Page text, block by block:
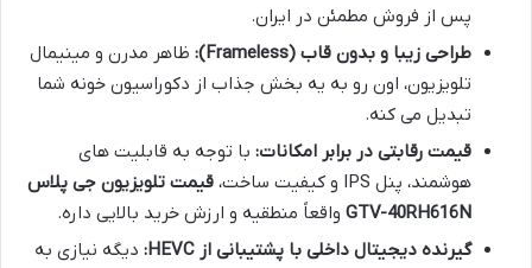
پس از فروش مطمئن در ایران.
طراحی زیبا و بدون قاب (Frameless):
ظاهر مدرن و مینیمال
تلویزیون، اون رو به یه بخش جذاب از دکوراسیون خونه شما
تبدیل می کنه.
قیمت رقابتی در برابر امکانات: با توجه به قابلیت های
هوشمند، پنل IPS و کیفیت ساخت،
قیمت تلویزیون جی پلاس
GTV-40RH616N واقعاً منطقیه و ارزش خرید بالایی داره.
گیرنده دیجیتال داخلی با پشتیبانی از HEVC:
دیگه نیازی به